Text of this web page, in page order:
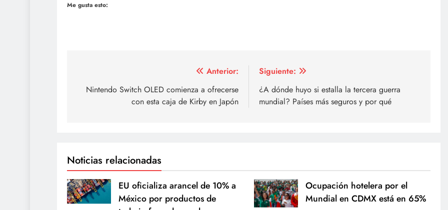
Me gusta esto:
de
Anterior:
Nintendo Switch OLED comienza a ofrecerse
con esta caja de Kirby en Japón
Siguiente:
¿A dónde huyo si estalla la tercera guerra
mundial? Países más seguros y por qué
Noticias relacionadas
EU oficializa arancel de 10% a
México por productos de
Ocupación hotelera por el
Mundial en CDMX está en 65%